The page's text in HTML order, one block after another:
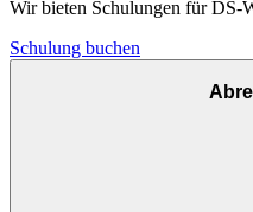
Wir bieten Schulungen für
Schulung buchen